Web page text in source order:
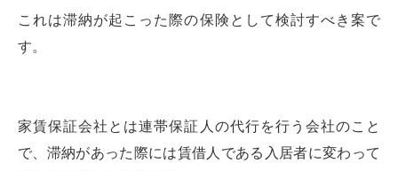
これは滞納が起こった際の保険として検討すべき案で
す。
家賃保証会社とは連帯保証人の代行を行う会社のこと
で、滞納があった際には賃借人である入居者に変わって